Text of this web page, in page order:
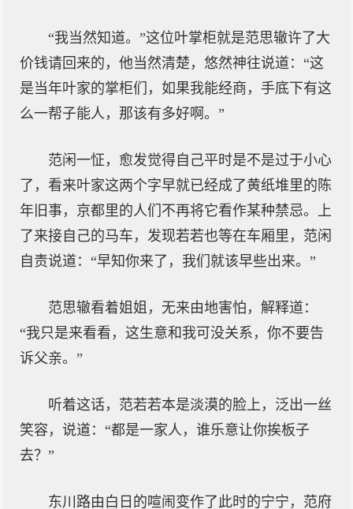
“我当然知道。”这位叶掌柜就是范思辙许了大
价钱请回来的，他当然清楚，悠然神往说道：“这
是当年叶家的掌柜们，如果我能经商，手底下有这
么一帮子能人，那该有多好啊。”
范闲一怔，愈发觉得自己平时是不是过于小心
了，看来叶家这两个字早就已经成了黄纸堆里的陈
年旧事，京都里的人们不再将它看作某种禁忌。上
了来接自己的马车，发现若若也等在车厢里，范闲
自责说道：“早知你来了，我们就该早些出来。”
范思辙看着姐姐，无来由地害怕，解释道：
“我只是来看看，这生意和我可没关系，你不要告
诉父亲。”
听着这话，范若若本是淡漠的脸上，泛出一丝
笑容，说道：“都是一家人，谁乐意让你挨板子
去？”
东川路由白日的喧闹变作了此时的宁宁，范府